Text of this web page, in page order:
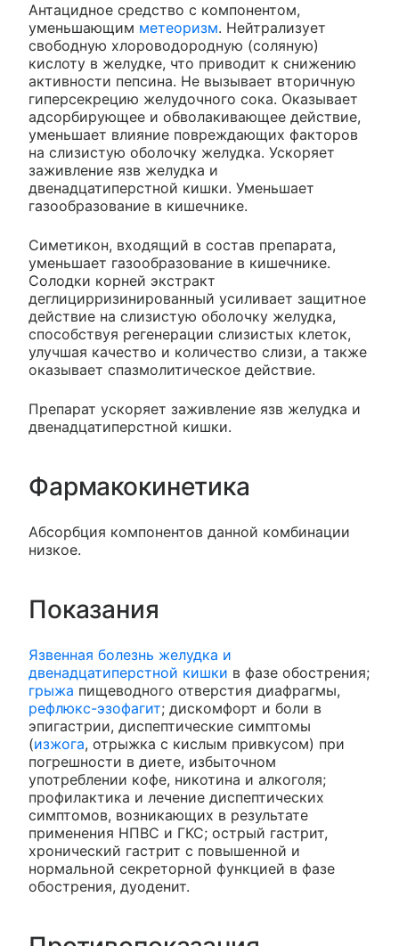
Антацидное средство с компонентом,
уменьшающим метеоризм. Нейтрализует
свободную хлороводородную (соляную)
кислоту в желудке, что приводит к снижению
активности пепсина. Не вызывает вторичную
гиперсекрецию желудочного сока. Оказывает
адсорбирующее и обволакивающее действие,
уменьшает влияние повреждающих факторов
на слизистую оболочку желудка. Ускоряет
заживление язв желудка и
двенадцатиперстной кишки. Уменьшает
газообразование в кишечнике.
Симетикон, входящий в состав препарата,
уменьшает газообразование в кишечнике.
Солодки корней экстракт
деглицирризинированный усиливает защитное
действие на слизистую оболочку желудка,
способствуя регенерации слизистых клеток,
улучшая качество и количество слизи, а также
оказывает спазмолитическое действие.
Препарат ускоряет заживление язв желудка и
двенадцатиперстной кишки.
Фармакокинетика
Абсорбция компонентов данной комбинации
низкое.
Показания
Язвенная болезнь желудка и
двенадцатиперстной кишки в фазе обострения;
грыжа пищеводного отверстия диафрагмы,
рефлюкс-эзофагит; дискомфорт и боли в
эпигастрии, диспептические симптомы
(изжога, отрыжка с кислым привкусом) при
погрешности в диете, избыточном
употреблении кофе, никотина и алкоголя;
профилактика и лечение диспептических
симптомов, возникающих в результате
применения НПВС и ГКС; острый гастрит,
хронический гастрит с повышенной и
нормальной секреторной функцией в фазе
обострения, дуоденит.